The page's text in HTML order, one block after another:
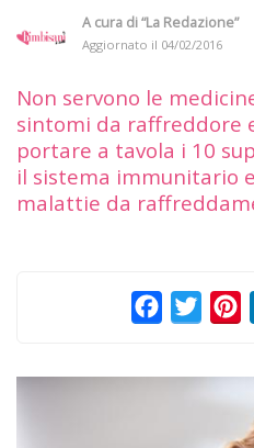
A cura di“La Redazione”
Aggiornato il 04/02/2016
Non servono le
sintomi da raffreddore
portare a tavola i 10
il sistema immunitario
malattie da
Facebook